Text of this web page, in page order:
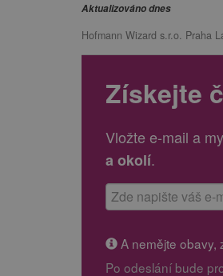
Aktualizováno dnes
Hofmann Wizard s.r.o. Praha
Získejte
Vložte e-mail a
a okolí.
A nemějte obavy,
Po odeslání bude